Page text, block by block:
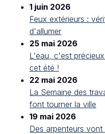
1 juin 2026
Feux extérieurs :
d'allumer
25 mai 2026
L'eau, c'est
cet été !
22 mai 2026
La Semaine des
font tourner la ville
19 mai 2026
Des arpenteurs